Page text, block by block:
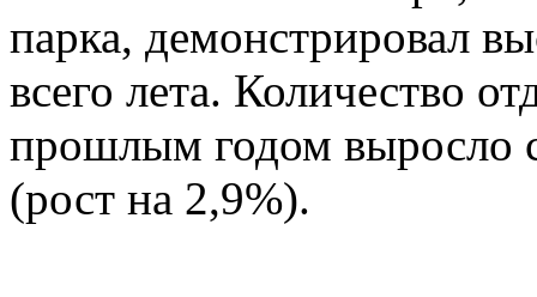
парка, демонстрировал
всего лета. Количество
прошлым годом выросло
(рост на 2,9%).